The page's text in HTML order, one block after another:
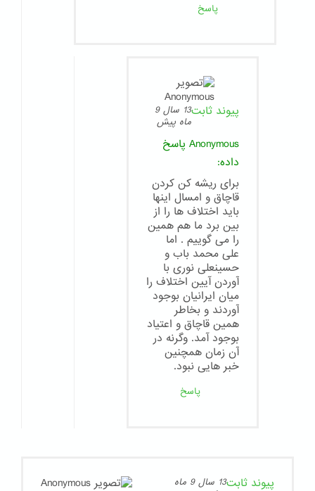
پاسخ
پیوند ثابت
13 سال 9
ماه پیش
Anonymous پاسخ
داده:
برای ریشه کن کردن
قاچاق و امسال اینها
باید اختلاف ها را از
بین برد ما هم همین
را می گوییم . اما
علی محمد باب و
حسینعلی نوری با
آوردن آیین اختلاف را
میان ایرانیان بوجود
آوردند و بخاطر
همین قاچاق و اعتیاد
بوجود آمد. وگرنه در
آن زمان همچنین
خبر هایی نبود.
پاسخ
پیوند ثابت
13 سال 9 ماه